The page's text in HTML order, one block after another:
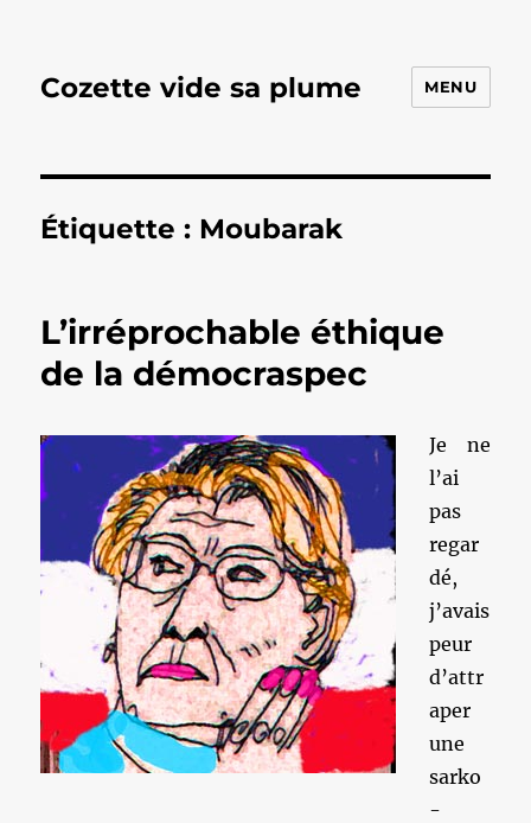
Cozette vide sa plume MENU
Étiquette : Moubarak
L’irréprochable éthique
de la démocraspec
Je ne
l’ai
pas
regar
dé,
j’avais
peur
d’attr
aper
une
sarko
-